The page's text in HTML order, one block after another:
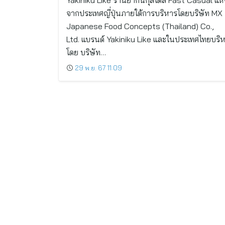
จากประเทศญี่ปุ่นภายใต้การบริหารโดยบริษัท MX
Japanese Food Concepts (Thailand) Co.,
Ltd. แบรนด์ Yakiniku Like และในประเทศไทยบริ
โดย บริษัท…
29 พ.ย. 67 11:09